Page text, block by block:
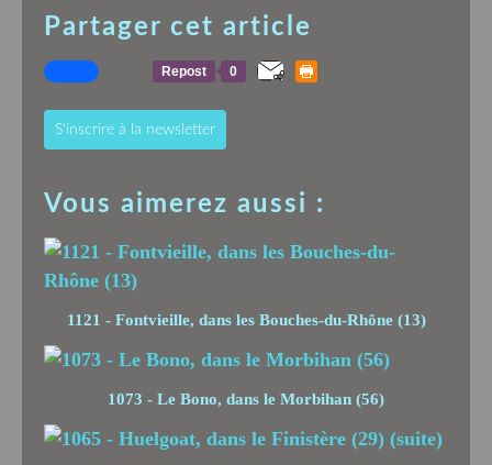
Partager cet article
Repost 0
S'inscrire à la newsletter
Vous aimerez aussi :
1121 - Fontvieille, dans les Bouches-du-Rhône (13)
1073 - Le Bono, dans le Morbihan (56)